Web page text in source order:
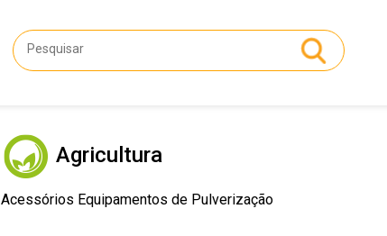
Agricultura
Acessórios Equipamentos de Pulverização